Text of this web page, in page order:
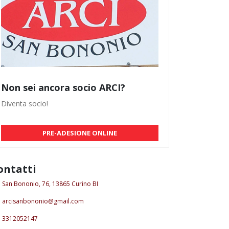
Non sei ancora socio ARCI?
Diventa socio!
PRE-ADESIONE ONLINE
San Bononio, 76, 13865 Curino BI
arcisanbononio@gmail.com
3312052147